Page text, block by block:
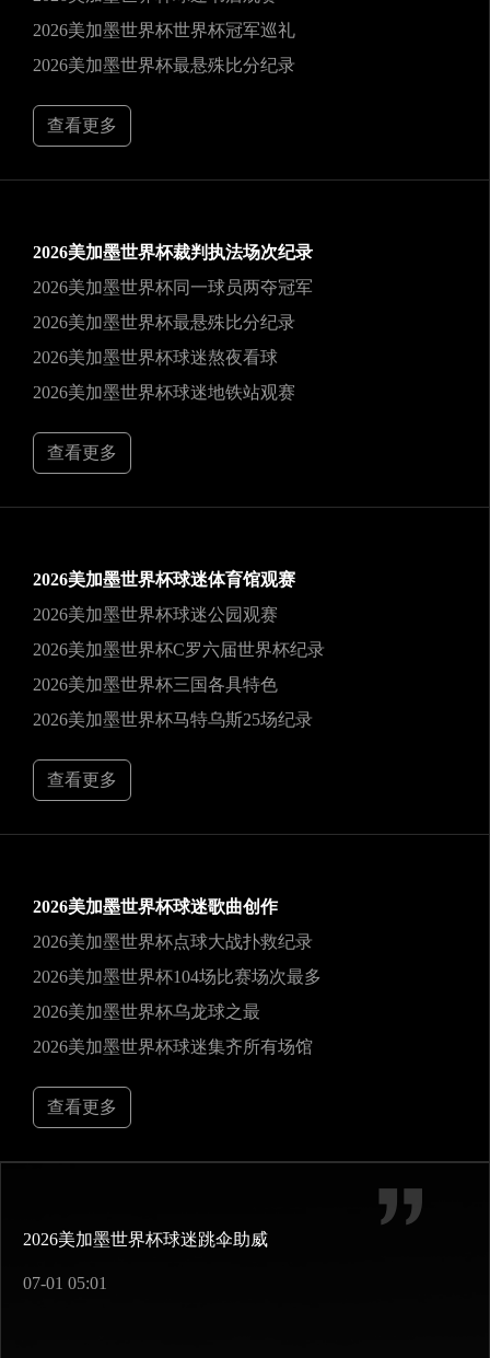
2026美加墨世界杯世界杯冠军巡礼
2026美加墨世界杯最悬殊比分纪录
查看更多
2026美加墨世界杯裁判执法场次纪录
2026美加墨世界杯同一球员两夺冠军
2026美加墨世界杯最悬殊比分纪录
2026美加墨世界杯球迷熬夜看球
2026美加墨世界杯球迷地铁站观赛
查看更多
2026美加墨世界杯球迷体育馆观赛
2026美加墨世界杯球迷公园观赛
2026美加墨世界杯C罗六届世界杯纪录
2026美加墨世界杯三国各具特色
2026美加墨世界杯马特乌斯25场纪录
查看更多
2026美加墨世界杯球迷歌曲创作
2026美加墨世界杯点球大战扑救纪录
2026美加墨世界杯104场比赛场次最多
2026美加墨世界杯乌龙球之最
2026美加墨世界杯球迷集齐所有场馆
查看更多
2026美加墨世界杯球迷跳伞助威
07-01 05:01